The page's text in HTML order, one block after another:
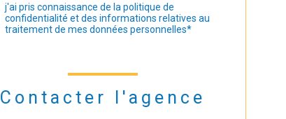
j'ai pris connaissance de la politique de
confidentialité et des informations relatives au
traitement de mes données personnelles*
Contacter l'agence